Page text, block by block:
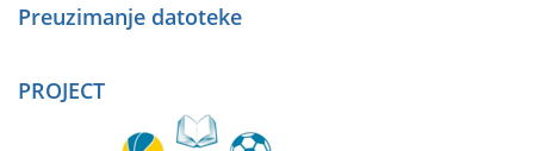
Preuzimanje datoteke
PROJECT